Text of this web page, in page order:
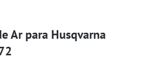
Ar para Husqvarna